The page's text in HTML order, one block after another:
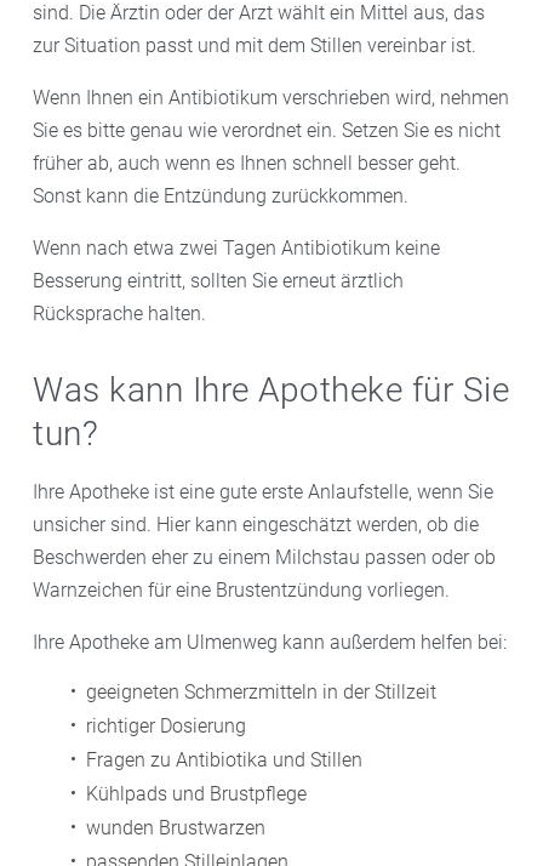
sind. Die Ärztin oder der Arzt wählt ein Mittel aus, das
zur Situation passt und mit dem Stillen vereinbar ist.
Wenn Ihnen ein Antibiotikum verschrieben wird, nehmen
Sie es bitte genau wie verordnet ein. Setzen Sie es nicht
früher ab, auch wenn es Ihnen schnell besser geht.
Sonst kann die Entzündung zurückkommen.
Wenn nach etwa zwei Tagen Antibiotikum keine
Besserung eintritt, sollten Sie erneut ärztlich
Rücksprache halten.
Was kann Ihre Apotheke für Sie
tun?
Ihre Apotheke ist eine gute erste Anlaufstelle, wenn Sie
unsicher sind. Hier kann eingeschätzt werden, ob die
Beschwerden eher zu einem Milchstau passen oder ob
Warnzeichen für eine Brustentzündung vorliegen.
Ihre Apotheke am Ulmenweg kann außerdem helfen bei:
geeigneten Schmerzmitteln in der Stillzeit
richtiger Dosierung
Fragen zu Antibiotika und Stillen
Kühlpads und Brustpflege
wunden Brustwarzen